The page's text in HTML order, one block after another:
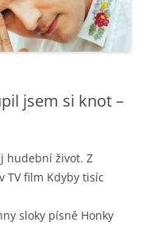
jsem si knot –
hudební život. Z
TV film Kdyby tisíc
sloky písně Honky